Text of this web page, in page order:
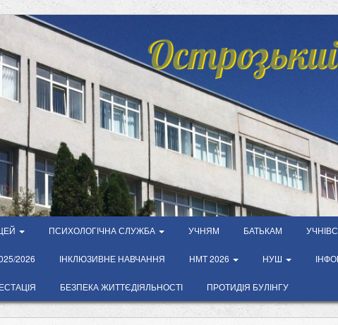
ПСИХОЛОГІЧНА СЛУЖБА УЧНЯМ БАТЬКАМ
2026 ІНКЛЮЗИВНЕ НАВЧАННЯ НМТ 2026 НУШ
БЕЗПЕКА ЖИТТЄДІЯЛЬНОСТІ ПРОТИДІЯ БУЛІНГУ